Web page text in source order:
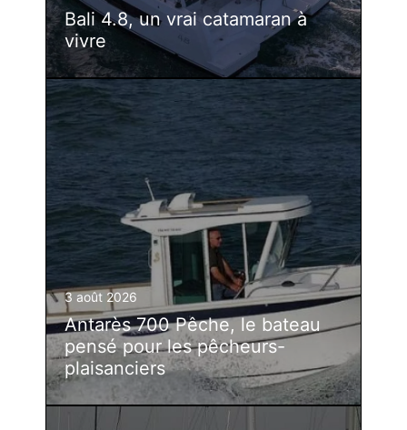
Bali 4.8, un vrai catamaran à
vivre
3 août 2026
Antarès 700 Pêche, le bateau
pensé pour les pêcheurs-
plaisanciers